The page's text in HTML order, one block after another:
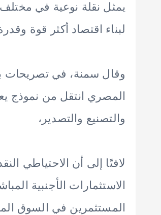
يمثل نقلة نوعية في مختلف
لبناء اقتصاد أكثر قوة
المصري انتقل من نموذج
والتصنيع والتصدير،
المستثمرين في السوق